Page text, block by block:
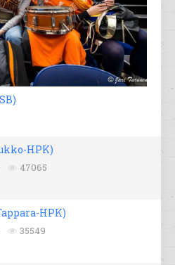
HPK)
47065
HPK)
35549